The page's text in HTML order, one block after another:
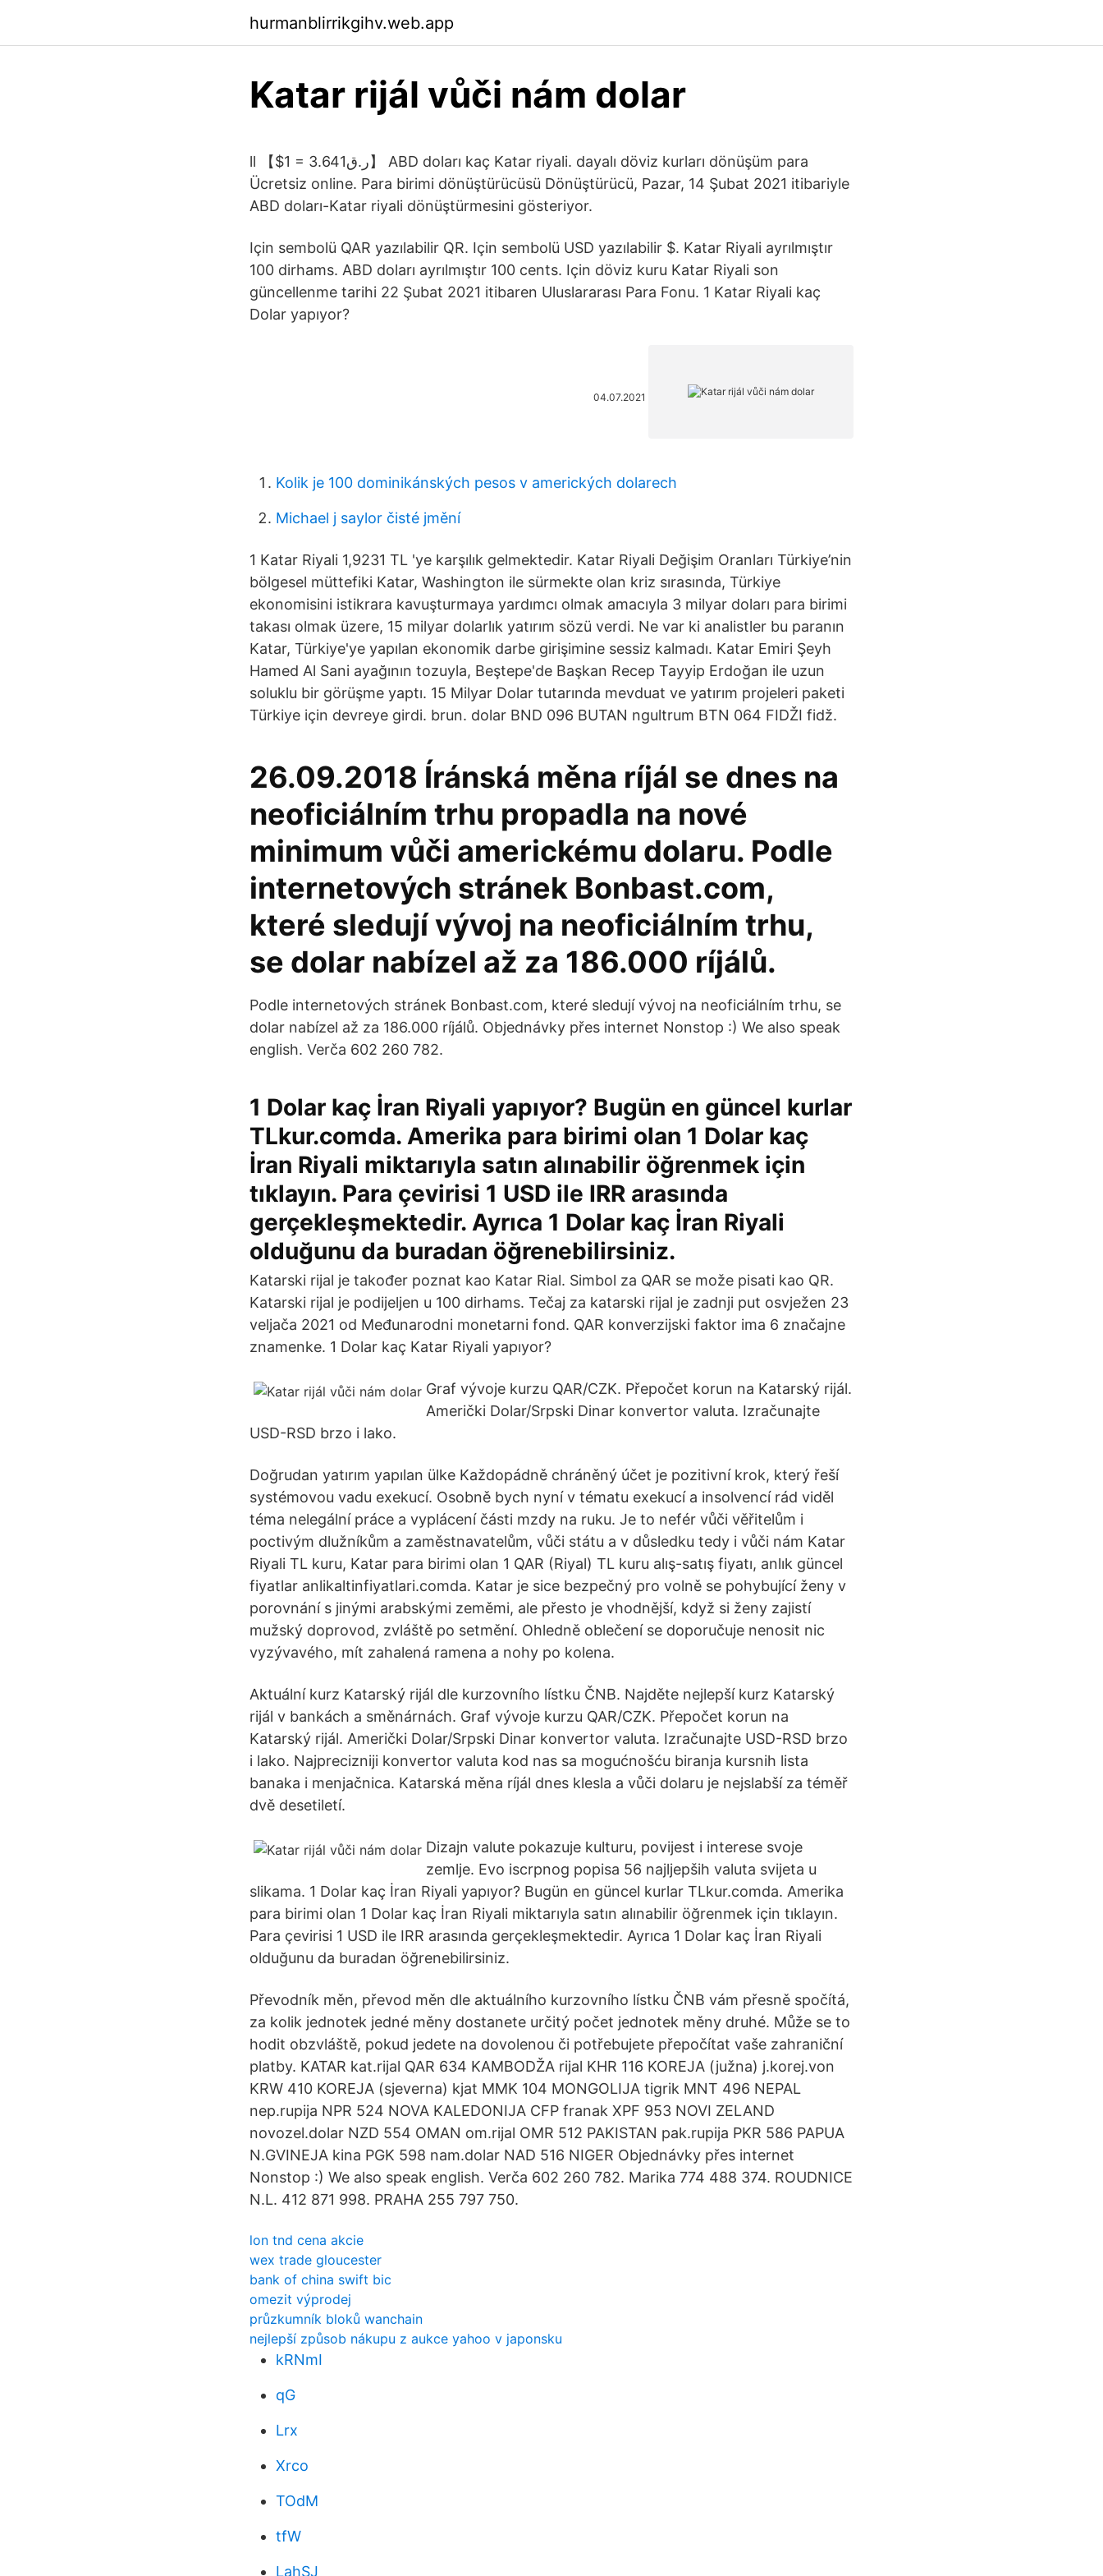
hurmanblirrikgihv.web.app
Katar rijál vůči nám dolar
ll 【$1 = ر.ق3.641】 ABD doları kaç Katar riyali. dayalı döviz kurları dönüşüm para
Ücretsiz online. Para birimi dönüştürücüsü Dönüştürücü, Pazar, 14 Şubat 2021 itibariyle
ABD doları-Katar riyali dönüştürmesini gösteriyor.
Için sembolü QAR yazılabilir QR. Için sembolü USD yazılabilir $. Katar Riyali ayrılmıştır
100 dirhams. ABD doları ayrılmıştır 100 cents. Için döviz kuru Katar Riyali son
güncellenme tarihi 22 Şubat 2021 itibaren Uluslararası Para Fonu. 1 Katar Riyali kaç
Dolar yapıyor?
04.07.2021
Kolik je 100 dominikánských pesos v amerických dolarech
Michael j saylor čisté jmění
1 Katar Riyali 1,9231 TL 'ye karşılık gelmektedir. Katar Riyali Değişim Oranları Türkiye’nin
bölgesel müttefiki Katar, Washington ile sürmekte olan kriz sırasında, Türkiye
ekonomisini istikrara kavuşturmaya yardımcı olmak amacıyla 3 milyar doları para birimi
takası olmak üzere, 15 milyar dolarlık yatırım sözü verdi. Ne var ki analistler bu paranın
Katar, Türkiye'ye yapılan ekonomik darbe girişimine sessiz kalmadı. Katar Emiri Şeyh
Hamed Al Sani ayağının tozuyla, Beştepe'de Başkan Recep Tayyip Erdoğan ile uzun
soluklu bir görüşme yaptı. 15 Milyar Dolar tutarında mevduat ve yatırım projeleri paketi
Türkiye için devreye girdi. brun. dolar BND 096 BUTAN ngultrum BTN 064 FIDŽI fidž.
26.09.2018 Íránská měna ríjál se dnes na
neoficiálním trhu propadla na nové
minimum vůči americkému dolaru. Podle
internetových stránek Bonbast.com,
které sledují vývoj na neoficiálním trhu,
se dolar nabízel až za 186.000 ríjálů.
Podle internetových stránek Bonbast.com, které sledují vývoj na neoficiálním trhu, se
dolar nabízel až za 186.000 ríjálů. Objednávky přes internet Nonstop :) We also speak
english. Verča 602 260 782.
1 Dolar kaç İran Riyali yapıyor? Bugün en güncel kurlar
TLkur.comda. Amerika para birimi olan 1 Dolar kaç
İran Riyali miktarıyla satın alınabilir öğrenmek için
tıklayın. Para çevirisi 1 USD ile IRR arasında
gerçekleşmektedir. Ayrıca 1 Dolar kaç İran Riyali
olduğunu da buradan öğrenebilirsiniz.
Katarski rijal je također poznat kao Katar Rial. Simbol za QAR se može pisati kao QR.
Katarski rijal je podijeljen u 100 dirhams. Tečaj za katarski rijal je zadnji put osvježen 23
veljača 2021 od Međunarodni monetarni fond. QAR konverzijski faktor ima 6 značajne
znamenke. 1 Dolar kaç Katar Riyali yapıyor?
Graf vývoje kurzu QAR/CZK. Přepočet korun na Katarský rijál.
Američki Dolar/Srpski Dinar konvertor valuta. Izračunajte
USD-RSD brzo i lako.
Doğrudan yatırım yapılan ülke Každopádně chráněný účet je pozitivní krok, který řeší
systémovou vadu exekucí. Osobně bych nyní v tématu exekucí a insolvencí rád viděl
téma nelegální práce a vyplácení části mzdy na ruku. Je to nefér vůči věřitelům i
poctivým dlužníkům a zaměstnavatelům, vůči státu a v důsledku tedy i vůči nám Katar
Riyali TL kuru, Katar para birimi olan 1 QAR (Riyal) TL kuru alış-satış fiyatı, anlık güncel
fiyatlar anlikaltinfiyatlari.comda. Katar je sice bezpečný pro volně se pohybující ženy v
porovnání s jinými arabskými zeměmi, ale přesto je vhodnější, když si ženy zajistí
mužský doprovod, zvláště po setmění. Ohledně oblečení se doporučuje nenosit nic
vyzývavého, mít zahalená ramena a nohy po kolena.
Aktuální kurz Katarský rijál dle kurzovního lístku ČNB. Najděte nejlepší kurz Katarský
rijál v bankách a směnárnách. Graf vývoje kurzu QAR/CZK. Přepočet korun na
Katarský rijál. Američki Dolar/Srpski Dinar konvertor valuta. Izračunajte USD-RSD brzo
i lako. Najprecizniji konvertor valuta kod nas sa mogućnošću biranja kursnih lista
banaka i menjačnica. Katarská měna ríjál dnes klesla a vůči dolaru je nejslabší za téměř
dvě desetiletí.
Dizajn valute pokazuje kulturu, povijest i interese svoje
zemlje. Evo iscrpnog popisa 56 najljepših valuta svijeta u
slikama. 1 Dolar kaç İran Riyali yapıyor? Bugün en güncel kurlar TLkur.comda. Amerika
para birimi olan 1 Dolar kaç İran Riyali miktarıyla satın alınabilir öğrenmek için tıklayın.
Para çevirisi 1 USD ile IRR arasında gerçekleşmektedir. Ayrıca 1 Dolar kaç İran Riyali
olduğunu da buradan öğrenebilirsiniz.
Převodník měn, převod měn dle aktuálního kurzovního lístku ČNB vám přesně spočítá,
za kolik jednotek jedné měny dostanete určitý počet jednotek měny druhé. Může se to
hodit obzvláště, pokud jedete na dovolenou či potřebujete přepočítat vaše zahraniční
platby. KATAR kat.rijal QAR 634 KAMBODŽA rijal KHR 116 KOREJA (južna) j.korej.von
KRW 410 KOREJA (sjeverna) kjat MMK 104 MONGOLIJA tigrik MNT 496 NEPAL
nep.rupija NPR 524 NOVA KALEDONIJA CFP franak XPF 953 NOVI ZELAND
novozel.dolar NZD 554 OMAN om.rijal OMR 512 PAKISTAN pak.rupija PKR 586 PAPUA
N.GVINEJA kina PGK 598 nam.dolar NAD 516 NIGER Objednávky přes internet
Nonstop :) We also speak english. Verča 602 260 782. Marika 774 488 374. ROUDNICE
N.L. 412 871 998. PRAHA 255 797 750.
lon tnd cena akcie
wex trade gloucester
bank of china swift bic
omezit výprodej
průzkumník bloků wanchain
nejlepší způsob nákupu z aukce yahoo v japonsku
kRNmI
qG
Lrx
Xrco
TOdM
tfW
LahSJ